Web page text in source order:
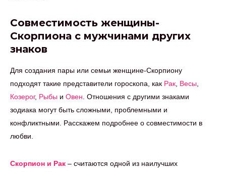
Совместимость женщины-
Скорпиона с мужчинами других
знаков
Для создания пары или семьи женщине-Скорпиону
подходят такие представители гороскопа, как Рак Весы
Козерог, Рыбы и Овен . Отношения с другими знаками
зодиака могут быть сложными, проблемными и
конфликтными. Расскажем подробнее о совместимости в
любви.
Скорпион и Рак – считаются одной из наилучших